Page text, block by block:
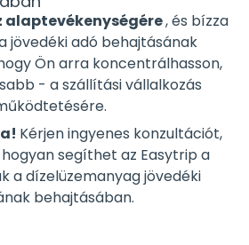
alaptevékenységére, és bízza
jövedéki adó behajtásának
Ön arra koncentrálhasson,
- a szállítási vállalkozás
Kérjen ingyenes konzultációt,
segíthet az Easytrip a
a dízelüzemanyag jövedéki
behajtásában.